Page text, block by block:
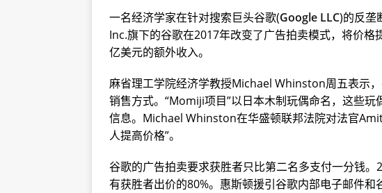
一名经济学家在针对搜索巨头谷歌(Google LLC)的反垄
Inc.旗下的谷歌在2017年改变了广告拍卖模式，将价
亿美元的额外收入。
麻省理工学院经济学教授Michael Whinston周五表示
销售方式。“Momiji项目”以日本木制玩偶命名，这些
信息。Michael Whinston在华盛顿联邦法院对法官
人提高价格”。
谷歌的广告拍卖要求获胜者只比第二名多支付一分钱
有获胜者出价的80%。惠斯顿援引谷歌内部电子邮件